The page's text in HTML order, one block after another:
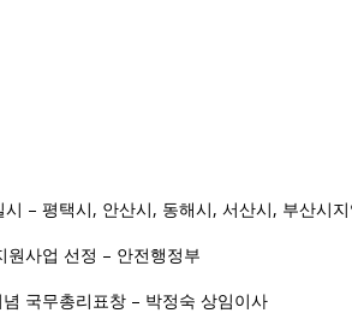
– 평택시, 안산시, 동해시, 서산시, 부산시
사업 선정 – 안전행정부
국무총리표창 – 박정숙 상임이사